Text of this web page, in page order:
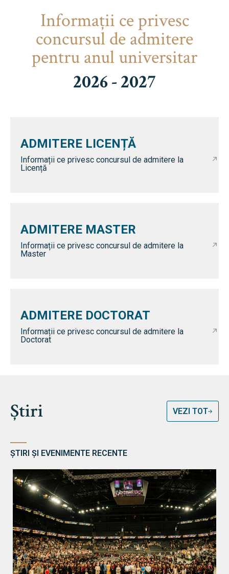
Informaţii ce privesc
concursul de admitere
pentru anul universitar
2026 - 2027
ADMITERE LICENȚĂ
Informații ce privesc concursul de admitere la
Licență
ADMITERE MASTER
Informații ce privesc concursul de admitere la
Master
ADMITERE DOCTORAT
Informații ce privesc concursul de admitere la
Doctorat
Știri VEZI TOT
ȘTIRI ȘI EVENIMENTE RECENTE